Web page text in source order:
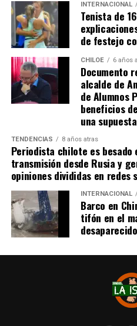
Actualmente, Gómez se
realizando trámites y
distintos medios de
una fecha exacta para su
se administra el
realizarlo «a mediados de
Cabe destacar que, pese a
por ende, la meta se
redes sociales, eventos a
¿Como ayudar?
Instagram,
Fernando Jara (padre)
19.968.680-1
Banco Falabella, cuenta
11510154944
INTERNACIONAL
Tenista de
de festejo
CHILOE 6 años
Documento
alcalde de
de Alumnos
beneficios
una
TENDENCIAS 8 años atras
Periodista chilote es besado
transmisión desde Rusia y
opiniones divididas en redes
INTERNACIONAL
Barco en
tifón en el